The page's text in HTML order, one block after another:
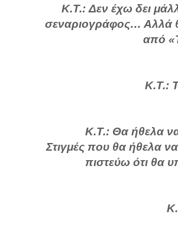
Κ.Τ.:Δεν έχω δει
σεναριογράφος… Αλλά
από
Κ.Τ.:
Κ.Τ.: Θα ήθελα
Στιγμές που θα ήθελα
πιστεύω ότι θα